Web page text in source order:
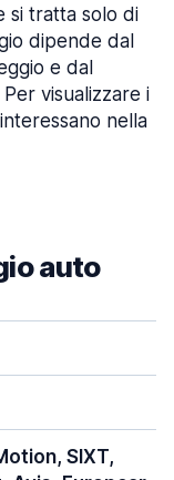
si tratta solo di
dipende dal
e dal
visualizzare i
nella
auto
SIXT,